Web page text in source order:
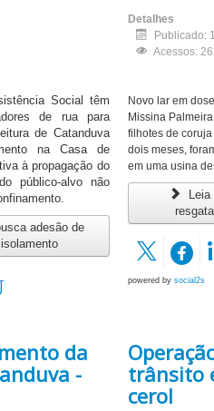
Social têm
de rua para
de Catanduva
na Casa de
à propagação do
público-alvo não
adesão de
Detalhes
Publicado:
Acessos:
Novo lar em
Missina
filhotes de
dois meses,
em uma usina
powered by social2s
da
-
trânsito
cerol